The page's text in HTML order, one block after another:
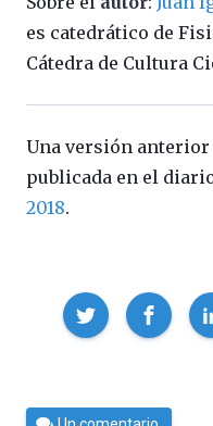
es catedrático de
Cátedra de Cultura
Una versión
publicada en el
2018.
Compartir
Por